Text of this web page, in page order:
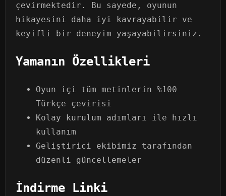
çevirmektedir. Bu sayede, oyunun
hikayesini daha iyi kavrayabilir ve
keyifli bir deneyim yaşayabilirsiniz.
Yamanın Özellikleri
Oyun içi tüm metinlerin %100
Türkçe çevirisi
Kolay kurulum adımları ile hızlı
kullanım
Geliştirici ekibimiz tarafından
düzenli güncellemeler
İndirme Linki